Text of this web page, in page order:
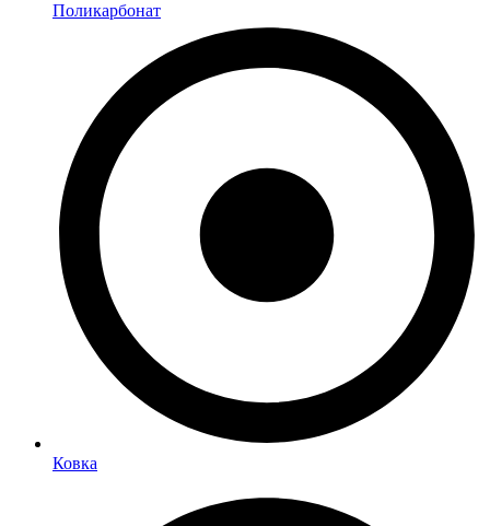
Поликарбонат
Ковка